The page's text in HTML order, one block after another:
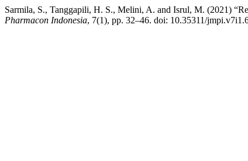
Sarmila, S., Tanggapili, H. S., Melini, A. and Isrul, M. (2021)
Pharmacon Indonesia, 7(1), pp. 32–46. doi: 10.35311/